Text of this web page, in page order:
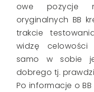
owe pozycje
oryginalnych BB
trakcie
widzę
samo w sobie
dobrego tj.
Po informacje o